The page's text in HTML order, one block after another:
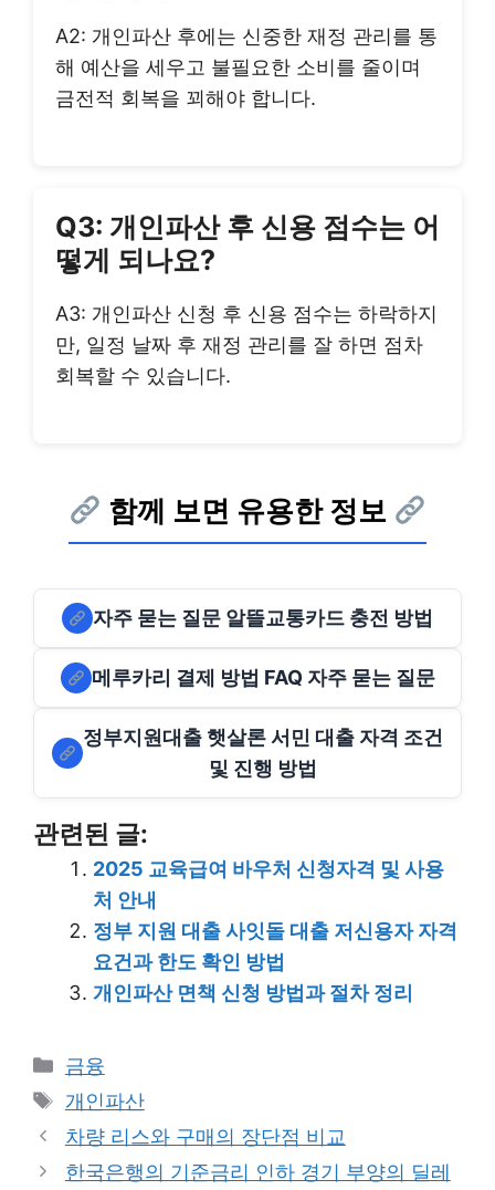
A2: 개인파산 후에는 신중한 재정 관리를 통
해 예산을 세우고 불필요한 소비를 줄이며
금전적 회복을 꾀해야 합니다.
Q3: 개인파산 후 신용 점수는 어
떻게 되나요?
A3: 개인파산 신청 후 신용 점수는 하락하지
만, 일정 날짜 후 재정 관리를 잘 하면 점차
회복할 수 있습니다.
함께 보면 유용한 정보
자주 묻는 질문 알뜰교통카드 충전 방법
메루카리 결제 방법 FAQ 자주 묻는 질문
정부지원대출 햇살론 서민 대출 자격 조건
및 진행 방법
관련된 글:
2025 교육급여 바우처 신청자격 및 사용
처 안내
정부 지원 대출 사잇돌 대출 저신용자 자격
요건과 한도 확인 방법
개인파산 면책 신청 방법과 절차 정리
Categories
금융
Tags
개인파산
차량 리스와 구매의 장단점 비교
한국은행의 기준금리 인하 경기 부양의 딜레